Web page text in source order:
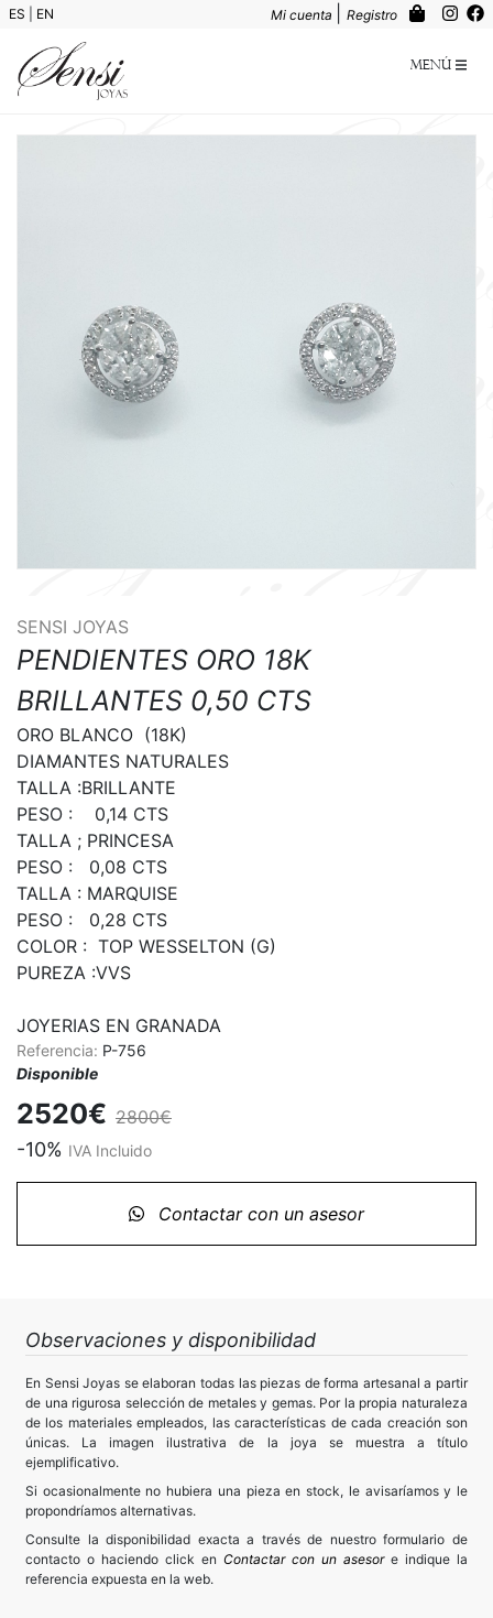
ES EN Mi cuenta Registro
Menú
SENSI JOYAS
PENDIENTES ORO 18K
BRILLANTES 0,50 CTS
ORO BLANCO  (18K)
DIAMANTES NATURALES
TALLA :BRILLANTE
PESO :    0,14 CTS
TALLA ; PRINCESA
PESO :   0,08 CTS
TALLA : MARQUISE
PESO :   0,28 CTS
COLOR :  TOP WESSELTON (G)
PUREZA :VVS
JOYERIAS EN GRANADA
Referencia: P-756
Disponible
2520€ 2800€
-10% IVA Incluido
Contactar con un asesor
Observaciones y disponibilidad
En Sensi Joyas se elaboran todas las piezas de forma artesanal a partir
de una rigurosa selección de metales y gemas. Por la propia naturaleza
de los materiales empleados, las características de cada creación son
únicas. La imagen ilustrativa de la joya se muestra a título
ejemplificativo.
Si ocasionalmente no hubiera una pieza en stock, le avisaríamos y le
propondríamos alternativas.
Consulte la disponibilidad exacta a través de nuestro formulario de
contacto o haciendo click en Contactar con un asesor e indique la
referencia expuesta en la web.